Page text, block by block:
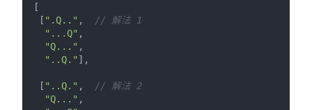
[
[ ".Q.." ,
// 解法 1
"...Q" ,
"Q..." ,
"..Q." ],
[ "..Q." ,
// 解法 2
"Q..." ,